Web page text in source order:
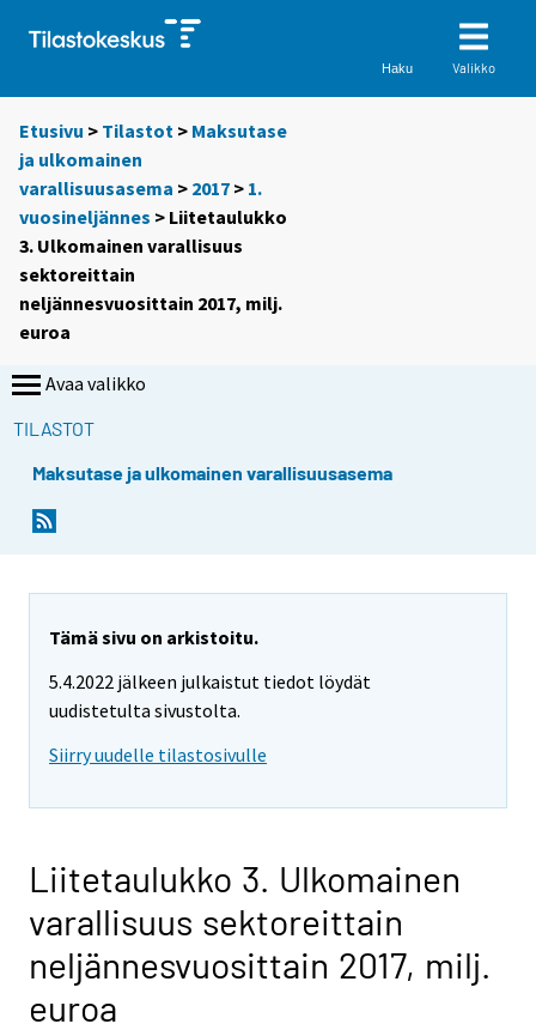
Haku Valikko
Etusivu > Tilastot > Maksutase
ja ulkomainen
varallisuusasema > 2017 > 1.
vuosineljännes > Liitetaulukko
3. Ulkomainen varallisuus
sektoreittain
neljännesvuosittain 2017, milj.
euroa
Avaa valikko
TILASTOT
Maksutase ja ulkomainen varallisuusasema
Tämä sivu on arkistoitu.
5.4.2022 jälkeen julkaistut tiedot löydät
uudistetulta sivustolta.
Siirry uudelle tilastosivulle
Liitetaulukko 3. Ulkomainen
varallisuus sektoreittain
neljännesvuosittain 2017, milj.
euroa